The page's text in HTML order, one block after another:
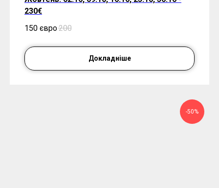
230€
150 євро200
Докладніше
-50%